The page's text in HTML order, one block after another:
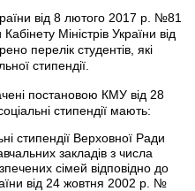
від 8 лютого 2017 р. №81
Міністрів України від
перелік студентів, які
стипендії.
постановою КМУ від 28
стипендії мають:
стипендії Верховної Ради
закладів з числа
сімей відповідно до
від 24 жовтня 2002 р. №